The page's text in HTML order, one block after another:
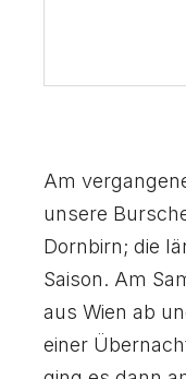
Am
unsere
Dornbirn; die
Saison. Am
aus Wien ab
einer